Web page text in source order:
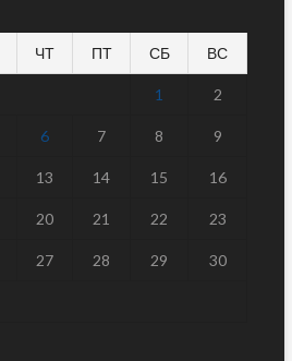
ЧТ ПТ СБ ВС
1 2
6 7 8 9
13 14 15 16
20 21 22 23
27 28 29 30